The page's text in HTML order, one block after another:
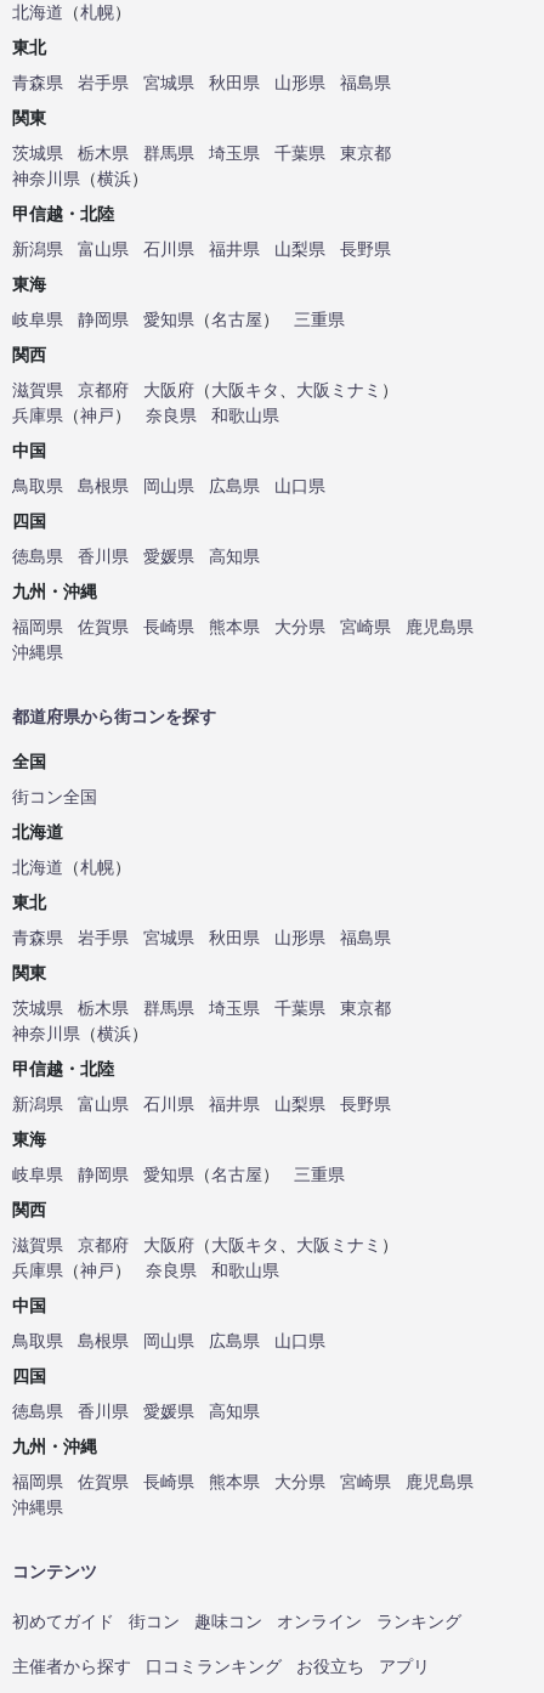
北海道 （札幌）
東北
青森県
岩手県 宮城県 秋田県 山形県
福島県
関東
茨城県
栃木県 群馬県 埼玉県 千葉県
東京都
神奈川県 （横浜）
甲信越・北陸
新潟県
富山県 石川県 福井県 山梨県
長野県
東海
岐阜県
静岡県 愛知県 （名古屋）
三重県
関西
滋賀県
京都府 大阪府 （大阪キタ 大阪ミナミ ）
兵庫県 （神戸） 奈良県
和歌山県
中国
鳥取県
島根県 岡山県 広島県
山口県
四国
徳島県
香川県 愛媛県
高知県
九州・沖縄
福岡県
佐賀県 長崎県 熊本県 大分県 宮崎県
鹿児島県
沖縄県
都道府県から街コンを探す
全国
街コン全国
北海道
北海道 （札幌）
東北
青森県
岩手県 宮城県 秋田県 山形県
福島県
関東
茨城県
栃木県 群馬県 埼玉県 千葉県
東京都
神奈川県 （横浜）
甲信越・北陸
新潟県
富山県 石川県 福井県 山梨県
長野県
東海
岐阜県
静岡県 愛知県 （名古屋）
三重県
関西
滋賀県
京都府 大阪府 （大阪キタ 大阪ミナミ ）
兵庫県 （神戸） 奈良県
和歌山県
中国
鳥取県
島根県 岡山県 広島県
山口県
四国
徳島県
香川県 愛媛県
高知県
九州・沖縄
福岡県
佐賀県 長崎県 熊本県 大分県 宮崎県
鹿児島県
沖縄県
コンテンツ
初めてガイド 街コン 趣味コン オンライン ランキング
主催者から探す 口コミランキング お役立ち アプリ